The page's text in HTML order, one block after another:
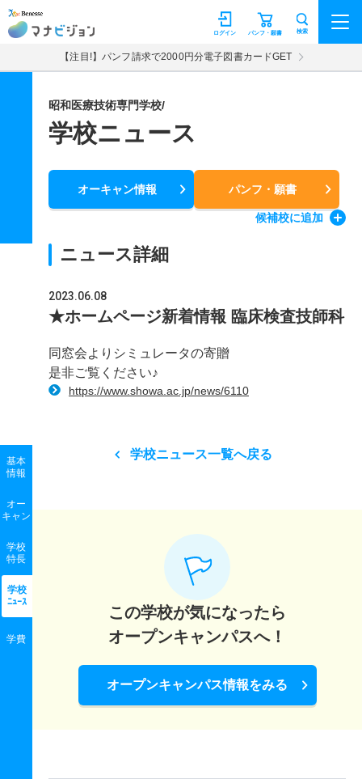
マナビジョン パンフ・願書
ログイン 検索
【注目!】パンフ請求で2000円分電子図書カードGET
昭和医療技術専門学校/
学校ニュース
オーキャン情報 パンフ・願書
候補校に追加
基本
情報
オー
キャン
学校
特長
学校
ﾆｭｰｽ
学費
ニュース詳細
2023.06.08
★ホームページ新着情報 臨床検査技師科
同窓会よりシミュレータの寄贈
是非ご覧ください♪
https://www.showa.ac.jp/news/6110
学校ニュース一覧へ戻る
この学校が気になったら
オープンキャンパスへ！
オープンキャンパス情報をみる